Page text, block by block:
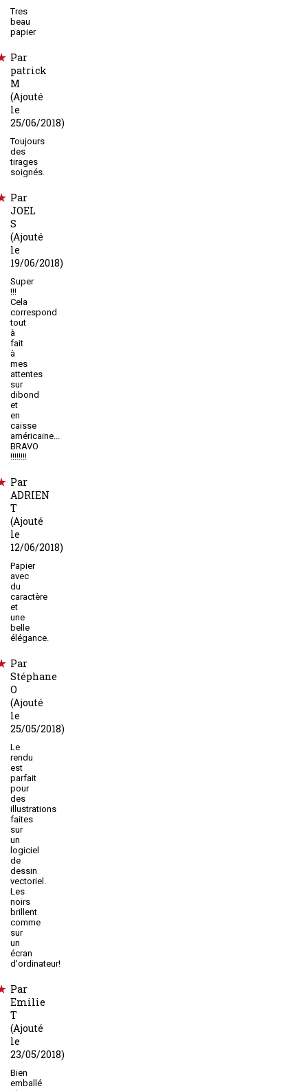
Tres
beau
papier
Par
patrick
M
(Ajouté
le
25/06/2018)
Toujours
des
tirages
soignés.
Par
JOEL
S
(Ajouté
le
19/06/2018)
Super
!!!
Cela
correspond
tout
à
fait
à
mes
attentes
sur
dibond
et
en
caisse
américaine...
BRAVO
!!!!!!!!
Par
ADRIEN
T
(Ajouté
le
12/06/2018)
Papier
avec
du
caractère
et
une
belle
élégance.
Par
Stéphane
O
(Ajouté
le
25/05/2018)
Le
rendu
est
parfait
pour
des
illustrations
faites
sur
un
logiciel
de
dessin
vectoriel.
Les
noirs
brillent
comme
sur
un
écran
d'ordinateur!
Par
Emilie
T
(Ajouté
le
23/05/2018)
Bien
emballé